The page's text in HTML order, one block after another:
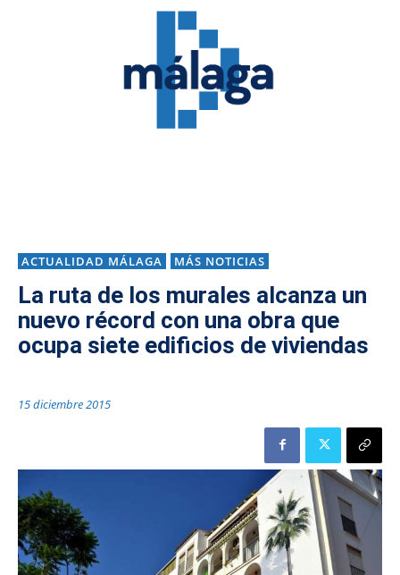
ACTUALIDAD MÁLAGA MÁS NOTICIAS
La ruta de los murales alcanza un
nuevo récord con una obra que
ocupa siete edificios de viviendas
15 diciembre 2015